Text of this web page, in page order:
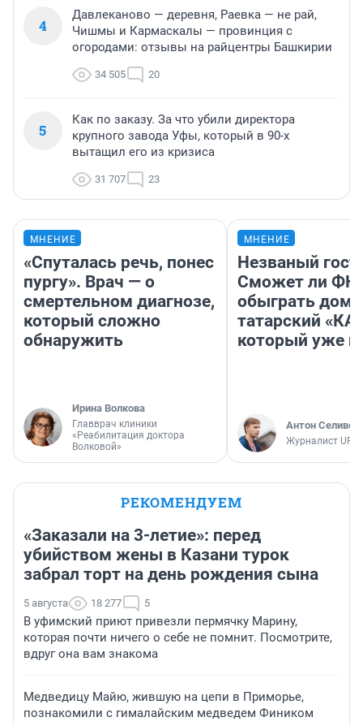
4
Давлеканово — деревня, Раевка — не рай,
Чишмы и Кармаскалы — провинция с
огородами: отзывы на райцентры Башкирии
34 505 20
5
Как по заказу. За что убили директора
крупного завода Уфы, который в 90-х
вытащил его из кризиса
31 707 23
МНЕНИЕ
«Спуталась речь, понес
пургу». Врач — о
смертельном диагнозе,
который сложно
обнаружить
Ирина Волкова
Главврач клиники
«Реабилитация доктора
Волковой»
МНЕНИЕ
Незваный
Сможет ли ФК
обыграть дома
татарский
который уже
Антон
Журналист
РЕКОМЕНДУЕМ
«Заказали на 3-летие»: перед
убийством жены в Казани турок
забрал торт на день рождения сына
5 августа 18 277 5
В уфимский приют привезли пермячку Марину,
которая почти ничего о себе не помнит. Посмотрите,
вдруг она вам знакома
Медведицу Майю, жившую на цепи в Приморье,
познакомили с гималайским медведем Фиником